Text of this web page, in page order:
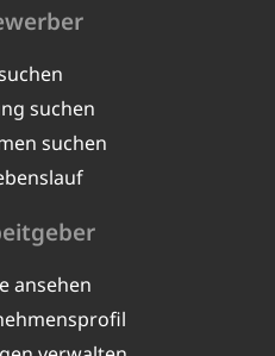
suchen
suchen
ansehen